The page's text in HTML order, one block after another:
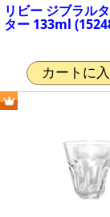
リビー ジブラル
ター 133ml
カートに